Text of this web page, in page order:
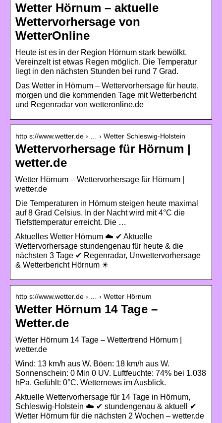
Wetter Hörnum – aktuelle
Wettervorhersage von
WetterOnline
Heute ist es in der Region Hörnum stark bewölkt.
Vereinzelt ist etwas Regen möglich. Die Temperatur
liegt in den nächsten Stunden bei rund 7 Grad.
Das Wetter in Hörnum – Wettervorhersage für heute,
morgen und die kommenden Tage mit Wetterbericht
und Regenradar von wetteronline.de
http s://www.wetter.de › … › Wetter Schleswig-Holstein
Wettervorhersage für Hörnum |
wetter.de
Wetter Hörnum – Wettervorhersage für Hörnum |
wetter.de
Die Temperaturen in Hörnum steigen heute maximal
auf 8 Grad Celsius. In der Nacht wird mit 4°C die
Tiefsttemperatur erreicht. Die …
Aktuelles Wetter Hörnum ☁️ ✔ Aktuelle
Wettervorhersage stundengenau für heute & die
nächsten 3 Tage ✔ Regenradar, Unwettervorhersage
& Wetterbericht Hörnum ☀
http s://www.wetter.de › … › Wetter Hörnum
Wetter Hörnum 14 Tage –
Wetter.de
Wetter Hörnum 14 Tage – Wettertrend Hörnum |
wetter.de
Wind: 13 km/h aus W. Böen: 18 km/h aus W.
Sonnenschein: 0 Min 0 UV. Luftfeuchte: 74% bei 1.038
hPa. Gefühlt: 0°C. Wetternews im Ausblick.
Aktuelle Wettervorhersage für 14 Tage in Hörnum,
Schleswig-Holstein ☁️ ✔ stundengenau & aktuell ✔
Wetter Hörnum für die nächsten 2 Wochen – wetter.de